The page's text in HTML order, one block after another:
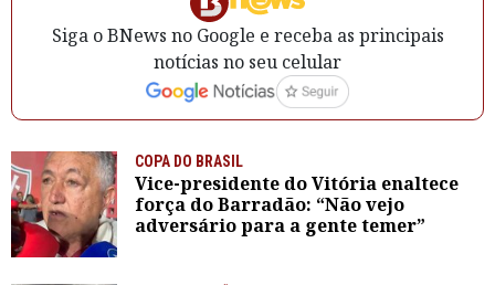
Siga o BNews no Google e receba as principais
notícias no seu celular
COPA DO BRASIL
Vice-presidente do Vitória enaltece
força do Barradão: “Não vejo
adversário para a gente temer”